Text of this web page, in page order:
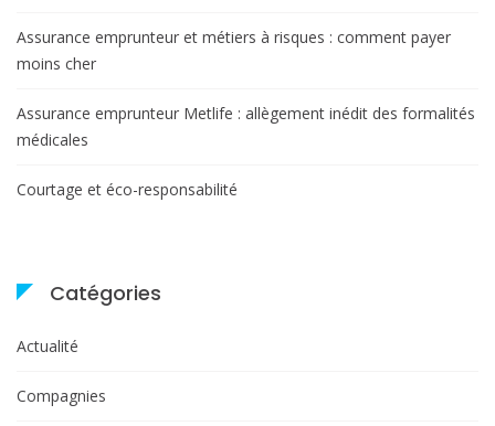
Assurance emprunteur et métiers à risques : comment payer
moins cher
Assurance emprunteur Metlife : allègement inédit des formalités
médicales
Courtage et éco-responsabilité
Catégories
Actualité
Compagnies